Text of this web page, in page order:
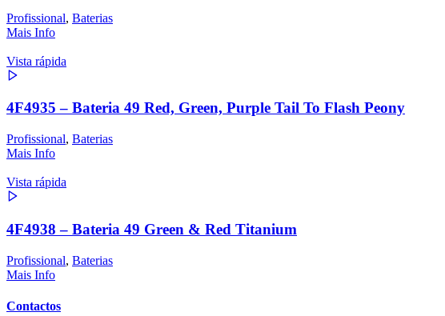
Profissional, Baterias
Mais Info
Vista rápida
4F4935 – Bateria 49 Red, Green, Purple Tail To Flash Peony
Profissional, Baterias
Mais Info
Vista rápida
4F4938 – Bateria 49 Green & Red Titanium
Profissional, Baterias
Mais Info
Contactos